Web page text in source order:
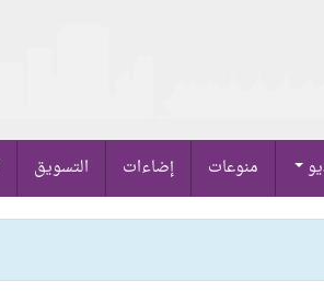
منوعات إضاءات التسويق